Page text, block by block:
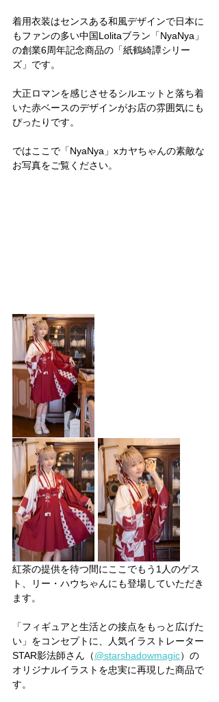
着用衣装はセンスある和風デザインで日本に
もファンの多い中国Lolitaブラン「NyaNya」
の創業6周年記念商品の「紙鶴綺譚シリー
ズ」です。
大正ロマンを感じさせるシルエットと落ち着
いた赤ベースのデザインがお店の雰囲気にも
ぴったりです。
ではここで「NyaNya」xカヤちゃんの素敵な
お写真をご覧ください。
紅茶の提供を待つ間にここでもう1人のゲス
ト、リー・ハウちゃんにも登場していただき
ます。
「フィギュアと生活との接点をもっと広げた
い」をコンセプトに、人気イラストレーター
STAR影法師さん（@starshadowmagic）の
オリジナルイラストを忠実に再現した商品で
す。